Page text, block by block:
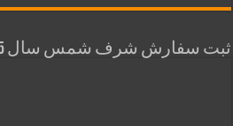
ثبت سفارش شرف شمس سال 1405